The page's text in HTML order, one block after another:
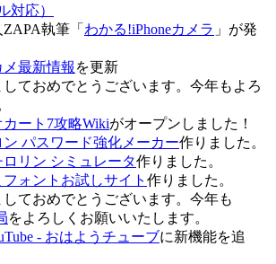
対応）
執筆「 わかる!iPhoneカメラ 」が発
メ最新情報 を更新
ておめでとうございます。今年もよろ
カート7攻略Wikiがオープンしました！
ン パスワード強化メーカー作りました。
リン シミュレータ作りました。
ォントお試しサイト 作りました。
ておめでとうございます。今年も
をよろしくお願いいたします。
- おはようチューブに新機能を追